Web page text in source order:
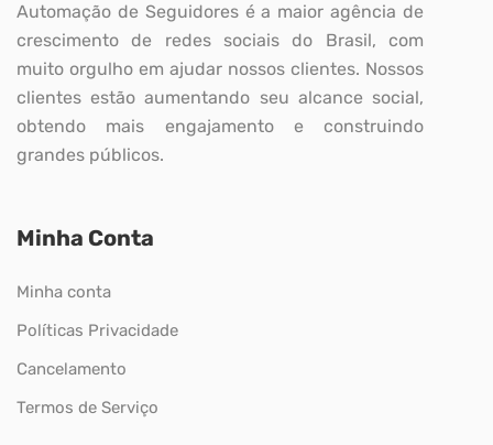
Automação de Seguidores é a maior agência de
crescimento de redes sociais do Brasil, com
muito orgulho em ajudar nossos clientes. Nossos
clientes estão aumentando seu alcance social,
obtendo mais engajamento e construindo
grandes públicos.
Minha Conta
Minha conta
Políticas Privacidade
Cancelamento
Termos de Serviço